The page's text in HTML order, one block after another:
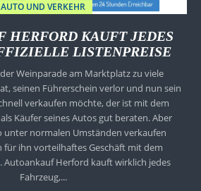
AUTO UND VERKEHR
HERFORD KAUFT JEDES
LISTENPREISE
Weinparade am Marktplatz zu viele
seinen Führerschein verlor und nun sein
verkaufen möchte, der ist mit dem
Käufer seines Autos gut beraten. Aber
unter normalen Umständen verkaufen
für ihn vorteilhaftes Geschäft mit dem
Fahrzeug,...